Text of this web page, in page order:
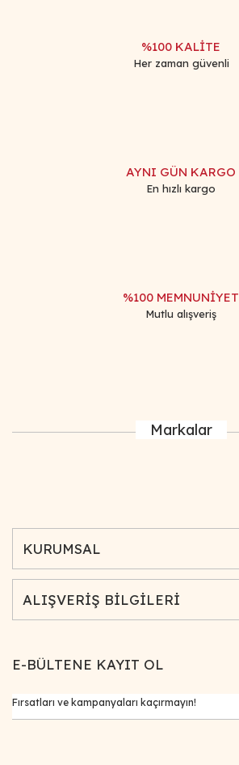
%100 KALİTE
Her zaman güvenli
AYNI GÜN KARGO
En hızlı kargo
%100 MEMNUNİYET
Mutlu alışveriş
Markalar
KURUMSAL
ALIŞVERİŞ BİLGİLERİ
E-BÜLTENE KAYIT OL